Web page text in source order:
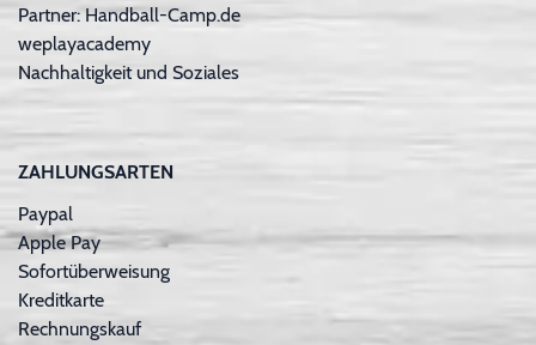
Partner: Handball-Camp.de
weplayacademy
Nachhaltigkeit und Soziales
ZAHLUNGSARTEN
Paypal
Apple Pay
Sofortüberweisung
Kreditkarte
Rechnungskauf